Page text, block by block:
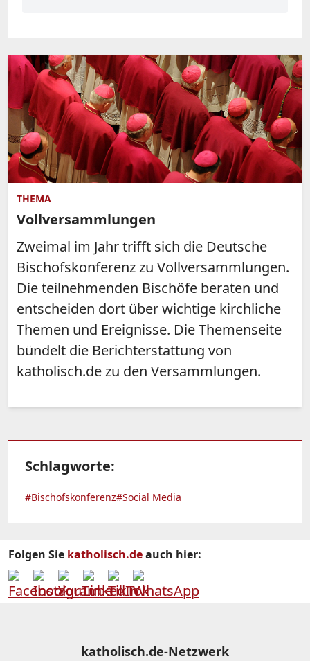
THEMA
Vollversammlungen
Zweimal im Jahr trifft sich die Deutsche
Bischofskonferenz zu Vollversammlungen.
Die teilnehmenden Bischöfe beraten und
entscheiden dort über wichtige kirchliche
Themen und Ereignisse. Die Themenseite
bündelt die Berichterstattung von
katholisch.de zu den Versammlungen.
Schlagworte:
#Bischofskonferenz#Social Media
Folgen Sie katholisch.deauch hier:
katholisch.de-Netzwerk